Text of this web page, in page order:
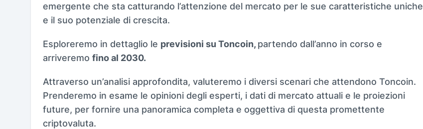
emergente che sta catturando l’attenzione del mercato per le sue caratteristiche uniche
e il suo potenziale di crescita.
Esploreremo in dettaglio le previsioni su Toncoin, partendo dall’anno in corso e
arriveremo fino al 2030.
Attraverso un’analisi approfondita, valuteremo i diversi scenari che attendono Toncoin.
Prenderemo in esame le opinioni degli esperti, i dati di mercato attuali e le proiezioni
future, per fornire una panoramica completa e oggettiva di questa promettente
criptovaluta.